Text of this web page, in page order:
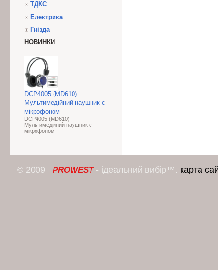
ТДКС
Електрика
Гнізда
НОВИНКИ
DCP4005 (MD610)
Мультимедійний наушник с
мікрофоном
DCP4005 (MD610)
Мультимедійний наушник с
мікрофоном
© 2009 PROWEST- ідеальний вибір™. карта